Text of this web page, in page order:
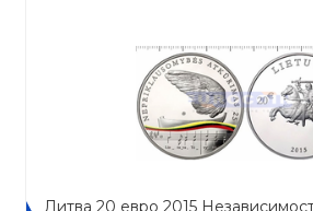
Литва 20 евро 2015